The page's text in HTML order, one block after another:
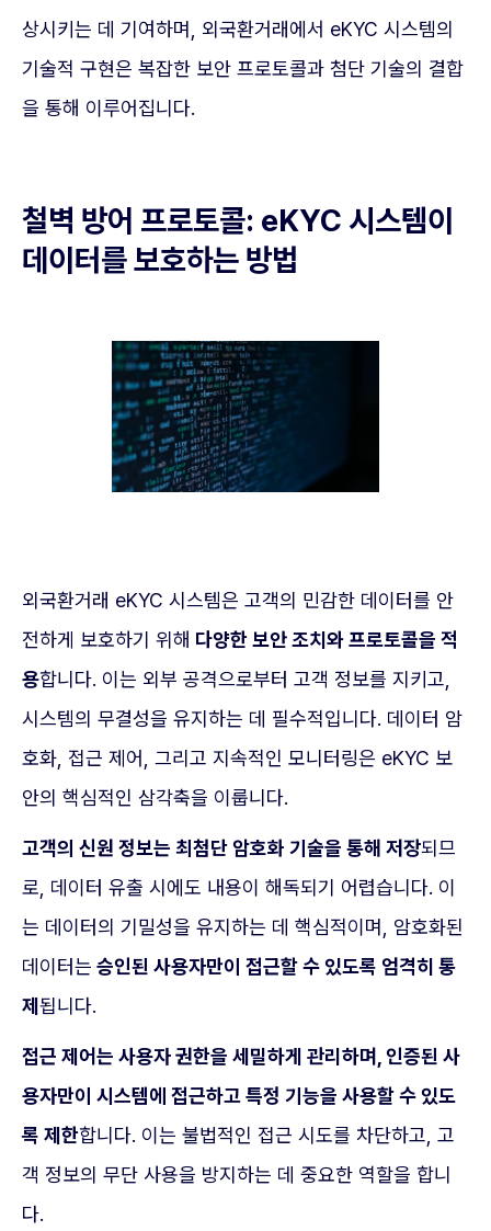
상시키는 데 기여하며, 외국환거래에서 eKYC 시스템의
기술적 구현은 복잡한 보안 프로토콜과 첨단 기술의 결합
을 통해 이루어집니다.
철벽 방어 프로토콜: eKYC 시스템이
데이터를 보호하는 방법
외국환거래 eKYC 시스템은 고객의 민감한 데이터를 안
전하게 보호하기 위해 다양한 보안 조치와 프로토콜을 적
용합니다. 이는 외부 공격으로부터 고객 정보를 지키고,
시스템의 무결성을 유지하는 데 필수적입니다. 데이터 암
호화, 접근 제어, 그리고 지속적인 모니터링은 eKYC 보
안의 핵심적인 삼각축을 이룹니다.
고객의 신원 정보는 최첨단 암호화 기술을 통해 저장되므
로, 데이터 유출 시에도 내용이 해독되기 어렵습니다. 이
는 데이터의 기밀성을 유지하는 데 핵심적이며, 암호화된
데이터는 승인된 사용자만이 접근할 수 있도록 엄격히 통
제 됩니다.
접근 제어는 사용자 권한을 세밀하게 관리하며, 인증된 사
용자만이 시스템에 접근하고 특정 기능을 사용할 수 있도
록 제한합니다. 이는 불법적인 접근 시도를 차단하고, 고
객 정보의 무단 사용을 방지하는 데 중요한 역할을 합니
다.